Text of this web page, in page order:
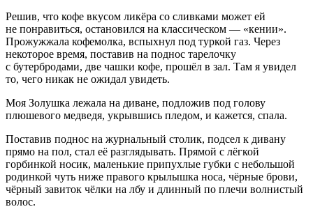
Решив, что кофе вкусом ликёра со сливками может ей
не понравиться, остановился на классическом — «кении».
Прожужжала кофемолка, вспыхнул под туркой газ. Через
некоторое время, поставив на поднос тарелочку
с бутербродами, две чашки кофе, прошёл в зал. Там я увидел
то, чего никак не ожидал увидеть.
Моя Золушка лежала на диване, подложив под голову
плюшевого медведя, укрывшись пледом, и кажется, спала.
Поставив поднос на журнальный столик, подсел к дивану
прямо на пол, стал её разглядывать. Прямой с лёгкой
горбинкой носик, маленькие припухлые губки с небольшой
родинкой чуть ниже правого крылышка носа, чёрные брови,
чёрный завиток чёлки на лбу и длинный по плечи волнистый
волос.